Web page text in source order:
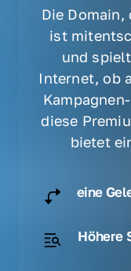
Die
ist
und
Internet, ob
diese
bietet
eine
Höhere